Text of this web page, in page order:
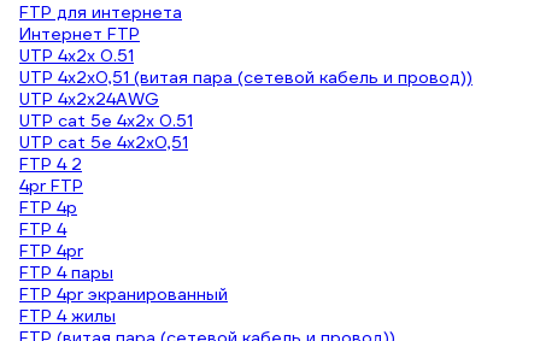
FTP для интернета
Интернет FTP
UTP 4х2х 0.51
UTP 4х2х0,51 (витая пара (сетевой кабель и провод))
UTP 4x2x24AWG
UTP cat 5e 4x2x 0.51
UTP cat 5e 4x2x0,51
FTP 4 2
4pr FTP
FTP 4p
FTP 4
FTP 4pr
FTP 4 пары
FTP 4pr экранированный
FTP 4 жилы